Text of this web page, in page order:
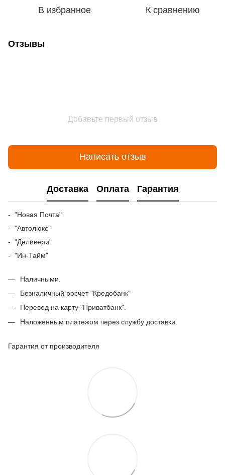
В избранное К сравнению
Отзывы
Добавьте первый отзыв
Написать отзыв
Доставка Оплата Гарантия
- "Новая Почта"
- "Автолюкс"
- "Деливери"
- "Ин-Тайм"
Наличными.
Безналичный росчет "Кредобанк"
Перевод на карту "Приватбанк".
Наложенным платежом через службу доставки.
Гарантия от производителя